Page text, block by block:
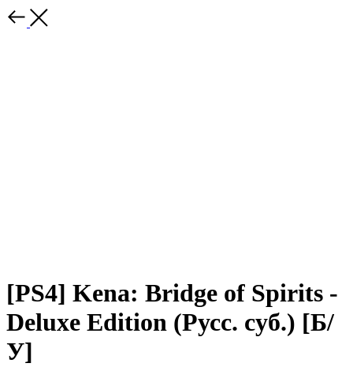
[PS4] Kena: Bridge of Spirits -
Deluxe Edition (Русс. суб.) [Б/
У]